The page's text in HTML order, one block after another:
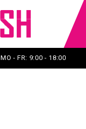
MO - FR: 9:00 - 18:00